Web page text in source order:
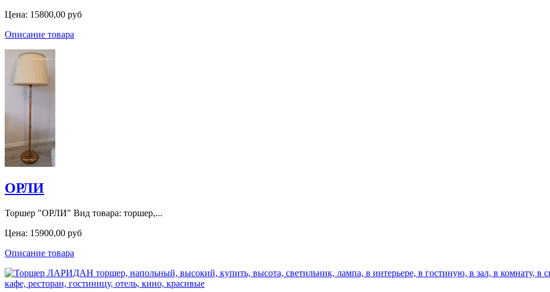
Цена: 15800,00 руб
Описание товара
ОРЛИ
Торшер "ОРЛИ" Вид товара: торшер,...
Цена: 15900,00 руб
Описание товара